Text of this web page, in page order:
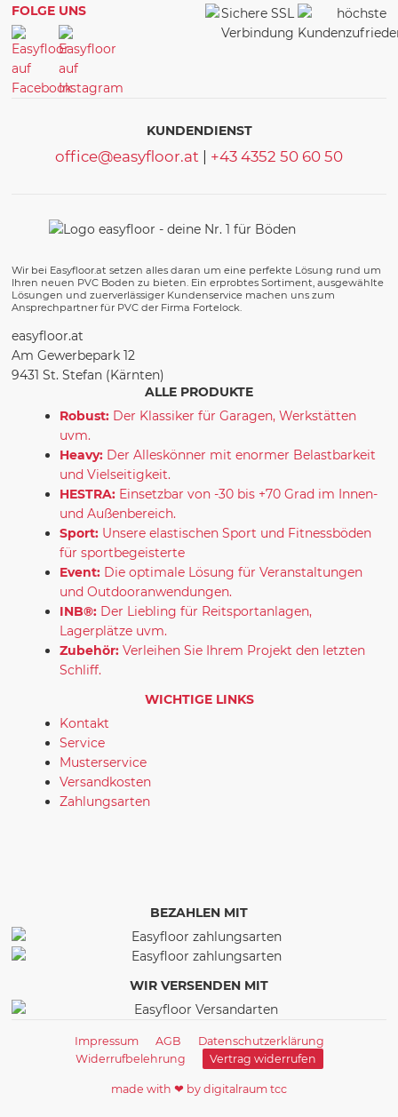
FOLGE UNS
KUNDENDIENST
office@easyfloor.at +43 4352 50 60 50
Wir bei Easyfloor.at setzen alles daran um eine perfekte Lösung rund um
Ihren neuen PVC Boden zu bieten. Ein erprobtes Sortiment, ausgewählte
Lösungen und zuerverlässiger Kundenservice machen uns zum
Ansprechpartner für PVC der Firma Fortelock.
easyfloor.at
Am Gewerbepark 12
9431 St. Stefan (Kärnten)
ALLE PRODUKTE
Robust: Der Klassiker für Garagen, Werkstätten
uvm.
Heavy: Der Alleskönner mit enormer Belastbarkeit
und Vielseitigkeit.
HESTRA: Einsetzbar von -30 bis +70 Grad im Innen-
und Außenbereich.
Sport: Unsere elastischen Sport und Fitnessböden
für sportbegeisterte
Event: Die optimale Lösung für Veranstaltungen
und Outdooranwendungen.
INB®: Der Liebling für Reitsportanlagen,
Lagerplätze uvm.
Zubehör: Verleihen Sie Ihrem Projekt den letzten
Schliff.
WICHTIGE LINKS
Kontakt
Service
Musterservice
Versandkosten
Zahlungsarten
BEZAHLEN MIT
WIR VERSENDEN MIT
Impressum AGB
Datenschutzerklärung
Widerrufbelehrung
Vertrag widerrufen
made with ❤ by digitalraum tcc